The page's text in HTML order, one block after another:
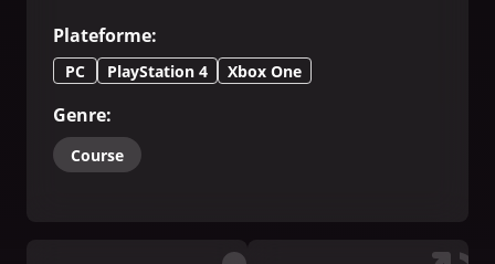
Plateforme:
PC PlayStation 4 Xbox One
Genre:
Course